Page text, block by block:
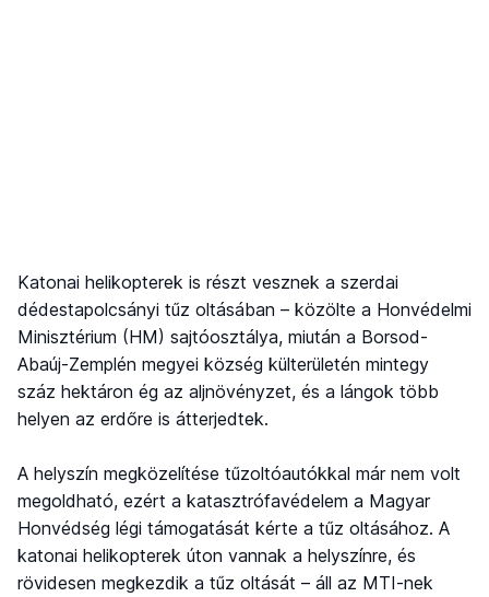
Katonai helikopterek is részt vesznek a szerdai
dédestapolcsányi tűz oltásában – közölte a Honvédelmi
Minisztérium (HM) sajtóosztálya, miután a Borsod-
Abaúj-Zemplén megyei község külterületén mintegy
száz hektáron ég az aljnövényzet, és a lángok több
helyen az erdőre is átterjedtek.
A helyszín megközelítése tűzoltóautókkal már nem volt
megoldható, ezért a katasztrófavédelem a Magyar
Honvédség légi támogatását kérte a tűz oltásához. A
katonai helikopterek úton vannak a helyszínre, és
rövidesen megkezdik a tűz oltását – áll az MTI-nek